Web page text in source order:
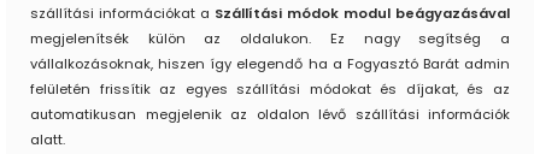
szállítási információkat a Szállítási módok modul beágyazásával
megjelenítsék külön az oldalukon. Ez nagy segítség a
vállalkozásoknak, hiszen így elegendő ha a Fogyasztó Barát admin
felületén frissítik az egyes szállítási módokat és díjakat, és az
automatikusan megjelenik az oldalon lévő szállítási információk
alatt.